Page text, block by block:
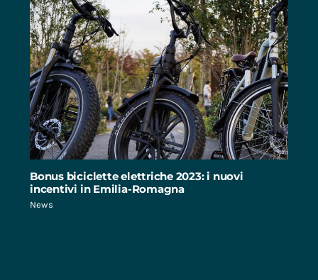
Bonus biciclette elettriche 2023: i nuovi
incentivi in Emilia-Romagna
News